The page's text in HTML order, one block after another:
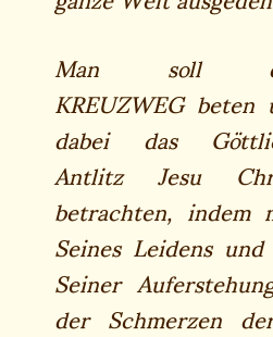
Man soll
KREUZWEG
dabei das
Antlitz Jesu
betrachten, indem
Seines Leidens
Seiner
der Schmerzen